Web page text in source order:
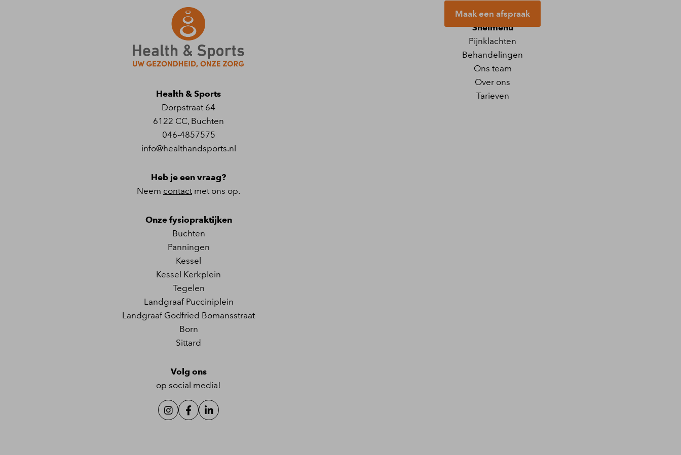
Health & Sports
Dorpstraat 64
6122 CC, Buchten
046-4857575
info@healthandsports.nl
Maak een afspraak
Snelmenu
Pijnklachten
Behandelingen
Ons team
Over ons
Tarieven
Heb je een vraag?
Neem contact met ons op.
Onze fysiopraktijken
Buchten
Panningen
Kessel
Kessel Kerkplein
Tegelen
Landgraaf Pucciniplein
Landgraaf Godfried Bomansstraat
Born
Sittard
Volg ons
op social media!